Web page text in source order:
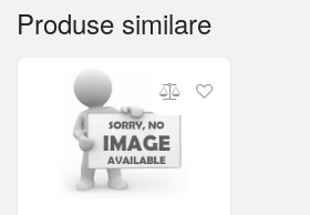
Produse similare